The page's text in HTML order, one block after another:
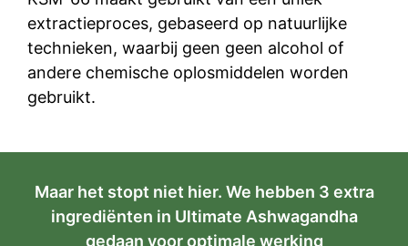
extractieproces, gebaseerd op natuurlijke
technieken, waarbij geen geen alcohol of
andere chemische oplosmiddelen worden
gebruikt.
Maar het stopt niet hier. We hebben 3 extra
ingrediënten in Ultimate Ashwagandha
gedaan voor optimale werking